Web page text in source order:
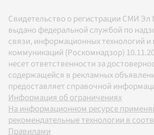
Свидетельство о регистрации СМИ
выдано федеральной службой по
связи, информационных технологий и
коммуникаций (Роскомнадзор)
несет ответственности за
содержащейся в рекламных
предоставляет справочной
Информация об ограничениях
На информационном ресурсе
рекомендательные технологии в
Правилами